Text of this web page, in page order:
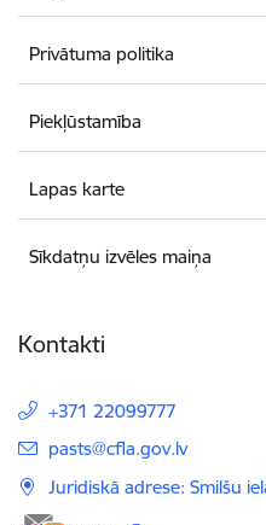
Privātuma politika
Piekļūstamība
Lapas karte
Sīkdatņu izvēles maiņa
Kontakti
+371 22099777
E-pasts:
pasts@cfla.gov.lv
Juridiskā adrese: Smilšu